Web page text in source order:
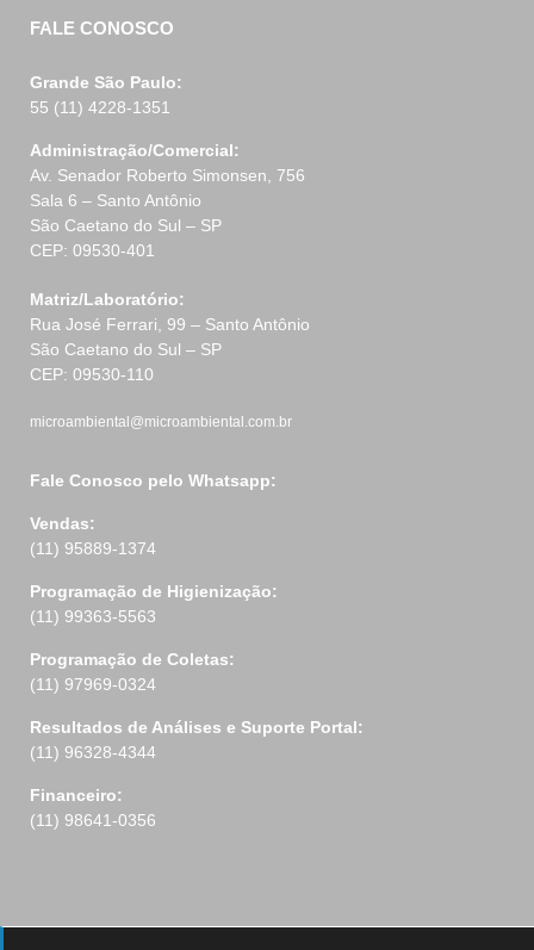
FALE CONOSCO
Grande São Paulo:
55 (11) 4228-1351
Administração/Comercial:
Av. Senador Roberto Simonsen, 756
Sala 6 – Santo Antônio
São Caetano do Sul – SP
CEP: 09530-401
Matriz/Laboratório:
Rua José Ferrari, 99 – Santo Antônio
São Caetano do Sul – SP
CEP: 09530-110
microambiental@microambiental.com.br
Fale Conosco pelo Whatsapp:
Vendas:
(11) 95889-1374
Programação de Higienização:
(11) 99363-5563
Programação de Coletas:
(11) 97969-0324
Resultados de Análises e Suporte Portal:
(11) 96328-4344
Financeiro:
(11) 98641-0356